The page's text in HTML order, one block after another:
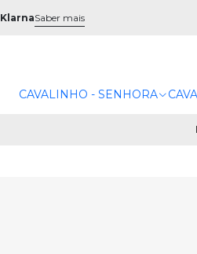
CAVALINHO - SENHORA
KlarnaSaber mais